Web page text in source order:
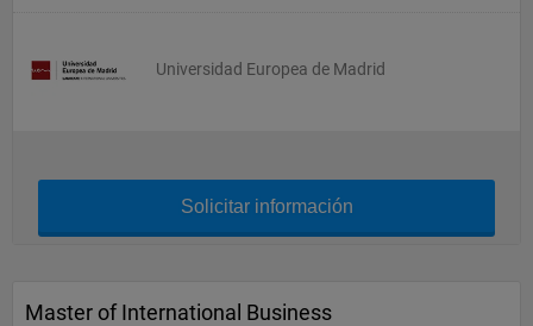
Universidad Europea de Madrid
Solicitar información
Master of International Business